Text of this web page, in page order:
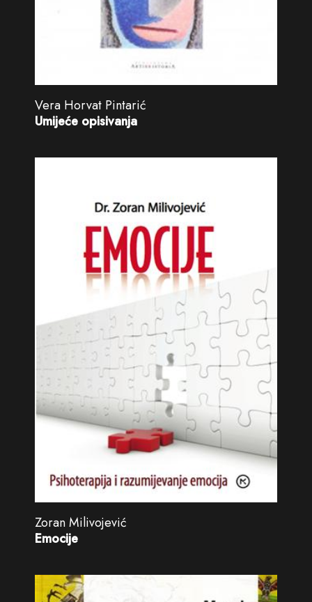
Vera Horvat Pintarić
Umijeće opisivanja
Zoran Milivojević
Emocije